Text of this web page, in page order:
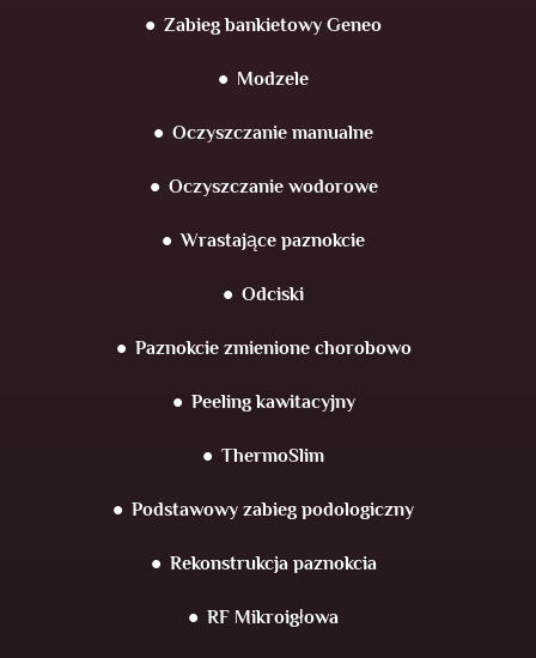
Zabieg bankietowy Geneo
Modzele
Oczyszczanie manualne
Oczyszczanie wodorowe
Wrastające paznokcie
Odciski
Paznokcie zmienione chorobowo
Peeling kawitacyjny
ThermoSlim
Podstawowy zabieg podologiczny
Rekonstrukcja paznokcia
RF Mikroigłowa